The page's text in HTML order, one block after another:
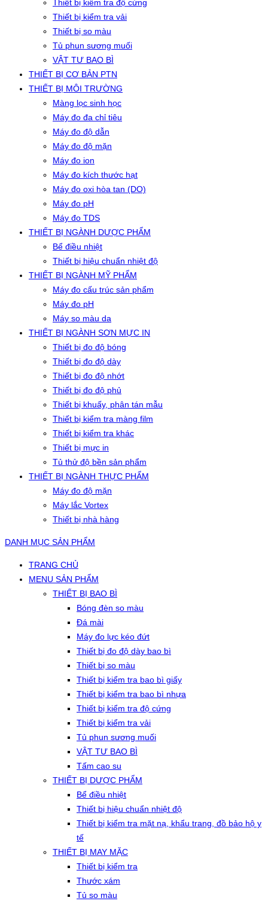
Thiết bị kiểm tra độ cứng
Thiết bị kiểm tra vải
Thiết bị so màu
Tủ phun sương muối
VẬT TƯ BAO BÌ
THIẾT BỊ CƠ BẢN PTN
THIẾT BỊ MÔI TRƯỜNG
Màng lọc sinh học
Máy đo đa chỉ tiêu
Máy đo độ dẫn
Máy đo độ mặn
Máy đo ion
Máy đo kích thước hạt
Máy đo oxi hòa tan (DO)
Máy đo pH
Máy đo TDS
THIẾT BỊ NGÀNH DƯỢC PHẨM
Bể điều nhiệt
Thiết bị hiệu chuẩn nhiệt độ
THIẾT BỊ NGÀNH MỸ PHẨM
Máy đo cấu trúc sản phẩm
Máy đo pH
Máy so màu da
THIẾT BỊ NGÀNH SƠN MỰC IN
Thiết bị đo độ bóng
Thiết bị đo độ dày
Thiết bị đo độ nhớt
Thiết bị đo độ phủ
Thiết bị khuấy, phân tán mẫu
Thiết bị kiểm tra màng film
Thiết bị kiểm tra khác
Thiết bị mực in
Tủ thử độ bền sản phẩm
THIẾT BỊ NGÀNH THỰC PHẨM
Máy đo độ mặn
Máy lắc Vortex
Thiết bị nhà hàng
DANH MỤC SẢN PHẨM
TRANG CHỦ
MENU SẢN PHẨM
THIẾT BỊ BAO BÌ
Bóng đèn so màu
Đá mài
Máy đo lực kéo đứt
Thiết bị đo độ dày bao bì
Thiết bị so màu
Thiết bị kiểm tra bao bì giấy
Thiết bị kiểm tra bao bì nhựa
Thiết bị kiểm tra độ cứng
Thiết bị kiểm tra vải
Tủ phun sương muối
VẬT TƯ BAO BÌ
Tấm cao su
THIẾT BỊ DƯỢC PHẨM
Bể điều nhiệt
Thiết bị hiệu chuẩn nhiệt độ
Thiết bị kiểm tra mặt nạ, khẩu trang, đồ bảo hộ y
tế
THIẾT BỊ MAY MẶC
Thiết bị kiểm tra
Thước xám
Tủ so màu